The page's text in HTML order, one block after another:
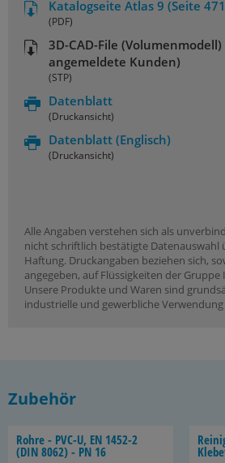
Katalogseite Atlas 9 (Seite
(PDF)
3D-CAD-File
angemeldete Kunden)
(STP)
Datenblatt
(Druckansicht)
Datenblatt (Englisch)
(Druckansicht)
Alle Angaben verstehen sich als
nicht schriftlich bestätigte Datenauswahl
Haftung. Druckangaben beziehen sich,
angegeben, auf Flüssigkeiten der Gruppe
Unsere Produkte und Waren sind
industrielle und gewerbliche
Zubehör
Rohre - PVC-U, EN 1452-​2
(DIN 8062) - PN 16